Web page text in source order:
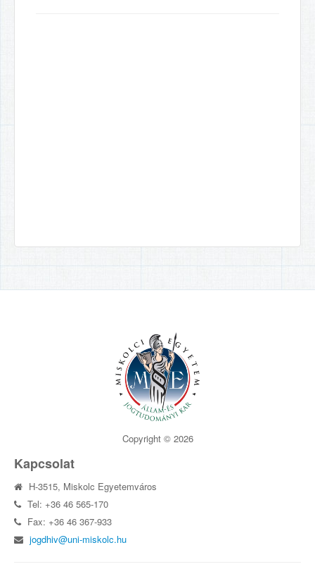
Copyright © 2026
Kapcsolat
H-3515, Miskolc Egyetemváros
Tel: +36 46 565-170
Fax: +36 46 367-933
jogdhiv@uni-miskolc.hu